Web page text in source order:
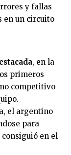
y fallas
en un circuito
, en la
primeros
competitivo
el argentino
para
en el